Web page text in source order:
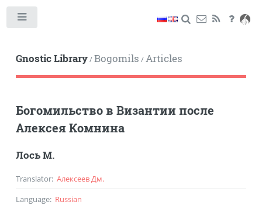
Gnostic Library/Bogomils /Articles
Богомильство в Византии после
Алексея Комнина
Лось М.
Translator: Алексеев Дм.
Language: Russian